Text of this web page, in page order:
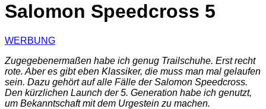
Salomon Speedcross 5
WERBUNG
Zugegebenermaßen habe ich genug Trailschuhe. Erst recht
rote. Aber es gibt eben Klassiker, die muss man mal gelaufen
sein. Dazu gehört auf alle Fälle der Salomon Speedcross.
Den kürzlichen Launch der 5. Generation habe ich genutzt,
um Bekanntschaft mit dem Urgestein zu machen.